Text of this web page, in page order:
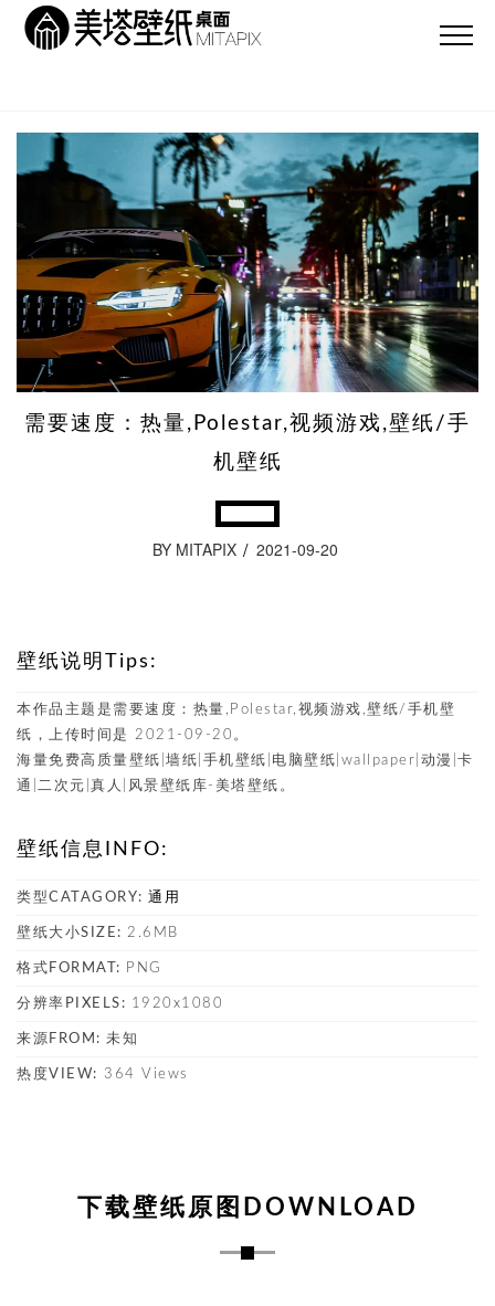
需要速度：热量,Polestar,视频游戏,壁纸/手
机壁纸
BY MITAPIX 2021-09-20
壁纸说明Tips:
本作品主题是需要速度：热量,Polestar,视频游戏,壁纸/手机壁
纸，上传时间是 2021-09-20。
海量免费高质量壁纸|墙纸|手机壁纸|电脑壁纸|wallpaper|动漫|卡
通|二次元|真人|风景壁纸库-美塔壁纸。
壁纸信息INFO:
类型CATAGORY: 通用
壁纸大小SIZE: 2.6MB
格式FORMAT: PNG
分辨率PIXELS: 1920x1080
来源FROM: 未知
热度VIEW: 364 Views
下载壁纸原图DOWNLOAD